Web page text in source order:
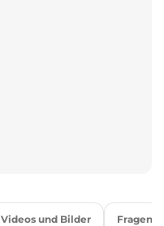
Videos und Bilder Fragen